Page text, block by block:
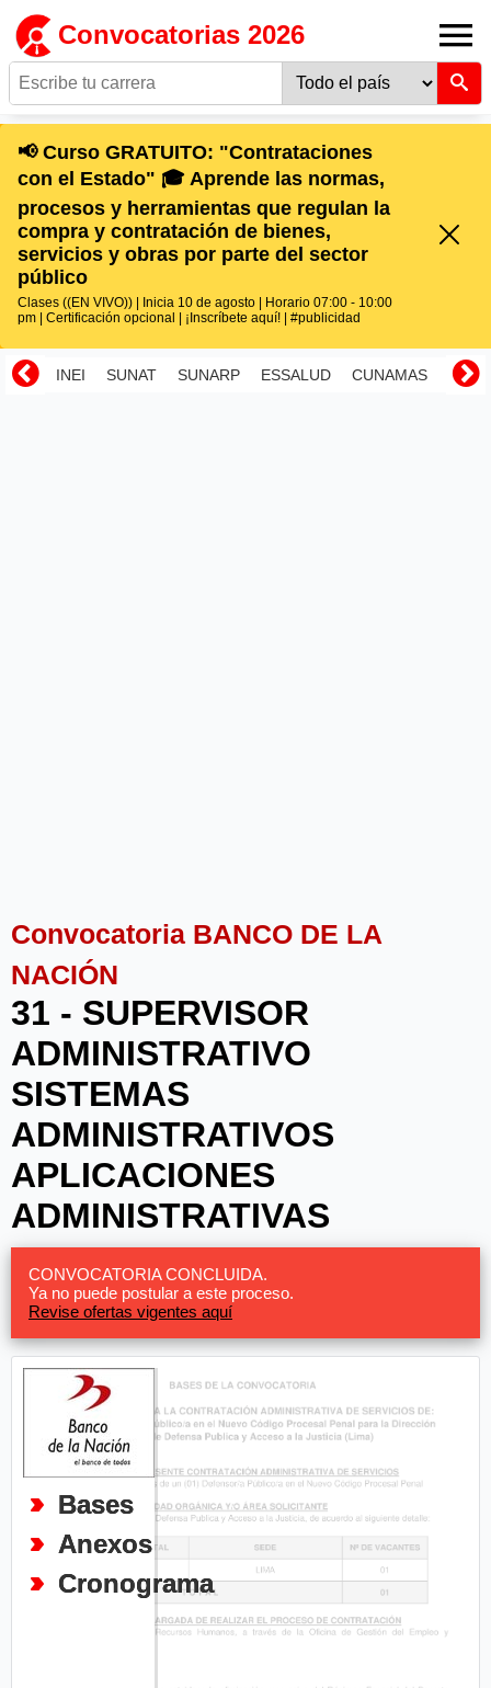
Convocatorias 2026
📢 Curso GRATUITO: "Contrataciones
con el Estado" 🎓 Aprende las normas,
procesos y herramientas que regulan la
compra y contratación de bienes,
servicios y obras por parte del sector
público
Clases ((EN VIVO)) | Inicia 10 de agosto | Horario 07:00 - 10:00
pm | Certificación opcional | ¡Inscríbete aquí! | #publicidad
INEI SUNAT SUNARP ESSALUD CUNAMAS
Convocatoria BANCO DE LA
NACIÓN
31 - SUPERVISOR
ADMINISTRATIVO
SISTEMAS
ADMINISTRATIVOS
APLICACIONES
ADMINISTRATIVAS
CONVOCATORIA CONCLUIDA.
Ya no puede postular a este proceso.
Revise ofertas vigentes aquí
Bases
Anexos
Cronograma